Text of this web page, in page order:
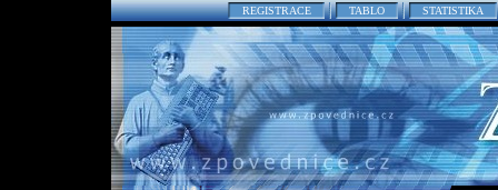
REGISTRACE TABLO STATISTIKA